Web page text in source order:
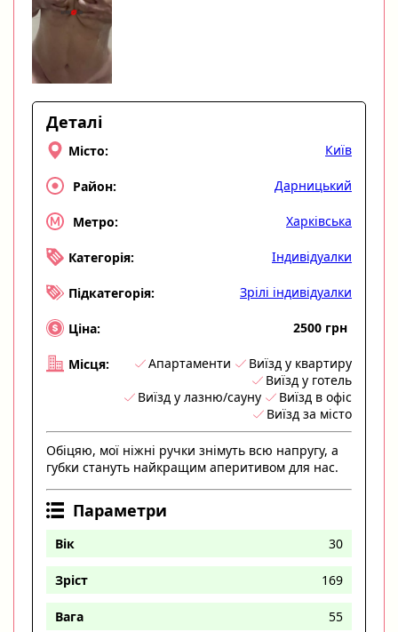
Деталі
Місто: Київ
Район: Дарницький
Метро: Харківська
Категорія: Індивідуалки
Підкатегорія: Зрілі індивідуалки
Ціна: 2500 грн
Місця: Апартаменти
Виїзд у квартиру
Виїзд у готель
Виїзд у лазню/сауну
Виїзд в офіс
Виїзд за місто
Обіцяю, мої ніжні ручки знімуть всю напругу, а
губки стануть найкращим аперитивом для нас.
Параметри
Вік 30
Зріст 169
Вага 55